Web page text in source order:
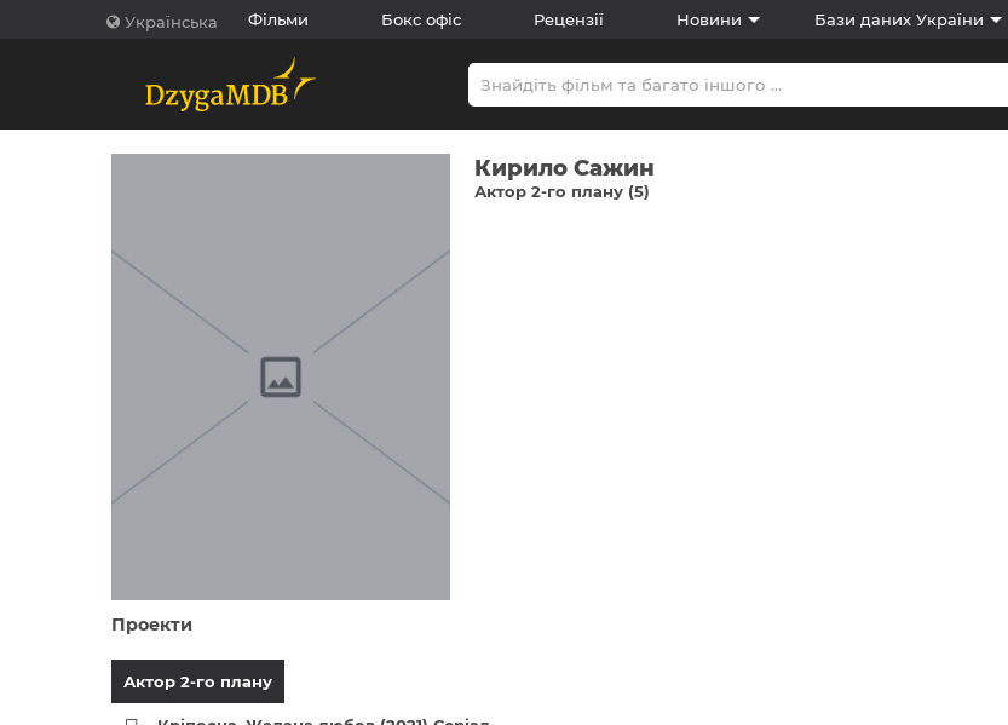
Українська Фільми Бокс офіс Рецензії Новини Бази даних України
Кирило Сажин
Актор 2-го плану (5)
Проекти
Актор 2-го плану